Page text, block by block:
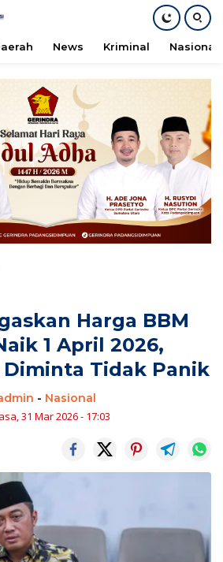
News Kriminal Nasional
Harga BBM
1 April 2026,
Diminta Tidak Panik
- Nasional
31 Mar 2026 - 17:03